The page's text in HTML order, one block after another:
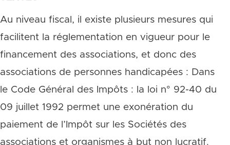
Au niveau fiscal, il existe plusieurs mesures qui
facilitent la réglementation en vigueur pour le
financement des associations, et donc des
associations de personnes handicapées : Dans
le Code Général des Impôts : la loi n° 92-40 du
09 juillet 1992 permet une exonération du
paiement de l’Impôt sur les Sociétés des
associations et organismes à but non lucratif.